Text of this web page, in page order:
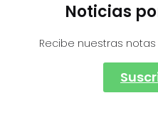
Noticias
Recibe nuestras